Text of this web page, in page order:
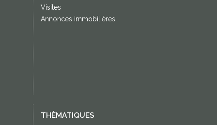
Visites
Annonces immobilières
THÈMATIQUES